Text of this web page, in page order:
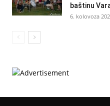
baštinu
6. kolovoza